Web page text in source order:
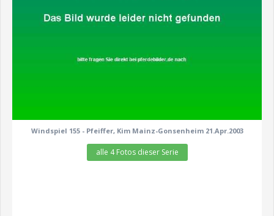
Windspiel 155 - Pfeiffer, Kim Mainz-Gonsenheim 21.Apr.2003
alle 4 Fotos dieser Serie